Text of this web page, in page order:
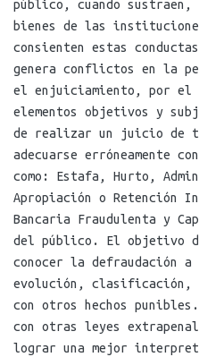
público, cuando
bienes de las
consienten estas
genera conflictos en la
el enjuiciamiento, por el
elementos objetivos y
de realizar un juicio de
adecuarse erróneamente
como: Estafa, Hurto,
Apropiación o Retención
Bancaria Fraudulenta y
del público. El objetivo
conocer la defraudación a
evolución, clasificación,
con otros hechos
con otras leyes
lograr una mejor